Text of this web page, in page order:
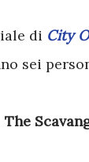
di City
sei
The